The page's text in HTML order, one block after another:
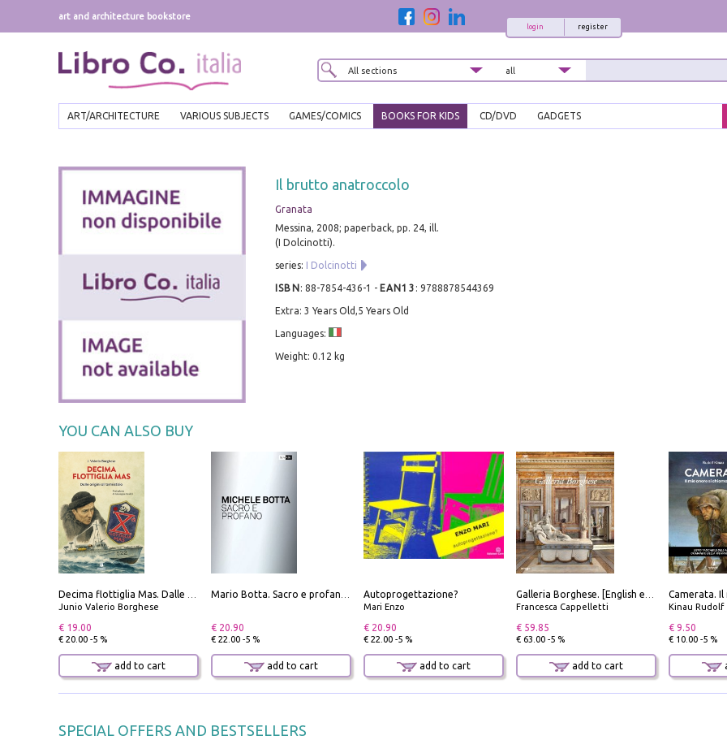
art and architecture bookstore
register
login
ART/ARCHITECTURE VARIOUS SUBJECTS GAMES/COMICS BOOKS FOR KIDS CD/DVD GADGETS
Il brutto anatroccolo
Granata
Messina, 2008; paperback, pp. 24, ill.
(I Dolcinotti).
series: I Dolcinotti
ISBN : 88-7854-436-1 - EAN13 : 9788878544369
Extra: 3 Years Old,5 Years Old
Languages:
Weight: 0.12 kg
YOU CAN ALSO BUY
Decima flottiglia Mas. Dalle origini all'armistizio
Junio Valerio Borghese
€ 19.00
€ 20.00 -5 %
add to cart
Mario Botta. Sacro e profano-Sacred and profane
€ 20.90
€ 22.00 -5 %
add to cart
Autoprogettazione?
Mari Enzo
€ 20.90
€ 22.00 -5 %
add to cart
Galleria Borghese. [English edition]
Francesca Cappelletti
€ 59.85
€ 63.00 -5 %
add to cart
Kinau Rudolf
€ 9.50
€ 10.00 -5 %
SPECIAL OFFERS AND BESTSELLERS